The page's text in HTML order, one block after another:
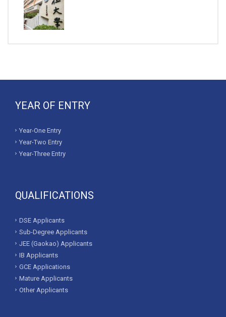
YEAR OF ENTRY
Year-One Entry
Year-Two Entry
Year-Three Entry
QUALIFICATIONS
DSE Applicants
Sub-Degree Applicants
JEE (Gaokao) Applicants
IB Applicants
GCE Applications
Mature Applicants
Other Applicants